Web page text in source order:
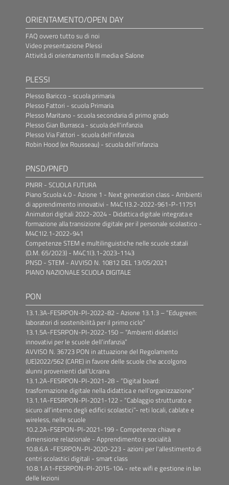
ORIENTAMENTO/OPEN DAY
FAQ ovvero tutto su di noi
Video presentazione Plessi
Attività di orientamento III media e Salone
PLESSI
Plesso Baricco - scuola primaria
Plesso Fattori - scuola Primaria
Plesso Maritano - scuola secondaria di primo grado
Plesso Gian Burrasca - scuola dell'infanzia
Plesso Via Fattori - scuola dell'infanzia
Robin Hood (ex Rousseau) - scuola dell'infanzia
PNSD/PNFD
PNRR - SCUOLA FUTURA
Piano Scuola 4.0 - Azione 1 - Next generation class - Ambienti
di apprendimento innovativi - M4C1I3.2-2022-961-P-11751
Animatori digitali 2022-2024 - Didattica digitale integrata e
formazione alla transizione digitale per il personale scolastico -
M4C1I2.1-2022-941
Competenze STEM e multilinguistiche nelle scuole statali
(D.M. 65/2023) - M4C1I3.1-2023-1143
PNSD - STEM - AVVISO N. 10812 DEL 13/05/2021
PIANO NAZIONALE SCUOLA DIGITALE
PON
13.1.3A-FESRPON-PI-2022-82 - Azione 13.1.3 – “Edugreen:
laboratori di sostenibilità per il primo ciclo”
13.1.5A-FESRPON-PI-2022-150 – “Ambienti didattici
innovativi per le scuole dell’infanzia”
AVVISO N. 36723 PON in attuazione del Regolamento
(UE)2022/562 (CARE) in favore delle scuole che accolgono
alunni provenienti dall’Ucraina
13.1.2A-FESRPON-PI-2021-28 - “Digital board:
trasformazione digitale nella didattica e nell’organizzazione”
13.1.1A-FESRPON-PI-2021-122 - “Cablaggio strutturato e
sicuro all’interno degli edifici scolastici”- reti locali, cablate e
wireless, nelle scuole
10.2.2A-FSEPON-PI-2021-199 - Competenze chiave e
dimensione relazionale - Apprendimento e socialità
10.8.6.A -FESRPON-PI-2020-223 - azioni per l'allestimento di
centri scolastici digitali - smart class
10.8.1.A1-FESRPON-PI-2015-104 - rete wifi e gestione in lan
delle lezioni